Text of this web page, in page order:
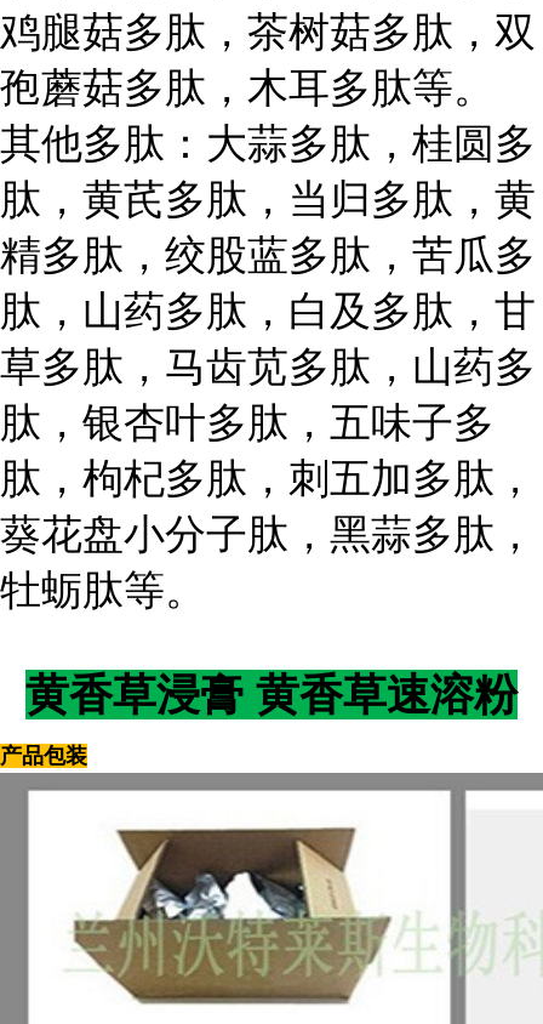
鸡腿菇多肽，茶树菇多肽，双
孢蘑菇多肽，木耳多肽等。
其他多肽：大蒜多肽，桂圆多
肽，黄芪多肽，当归多肽，黄
精多肽，绞股蓝多肽，苦瓜多
肽，山药多肽，白及多肽，甘
草多肽，马齿苋多肽，山药多
肽，银杏叶多肽，五味子多
肽，枸杞多肽，刺五加多肽，
葵花盘小分子肽，黑蒜多肽，
牡蛎肽等。
黄香草浸膏 黄香草速溶粉
产品包装